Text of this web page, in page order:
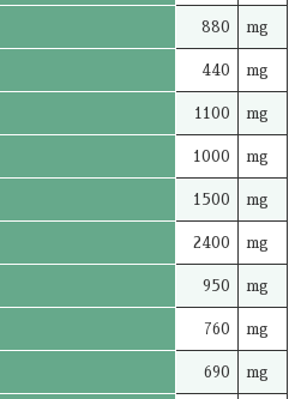
880 mg
440 mg
1100 mg
1000 mg
1500 mg
2400 mg
950 mg
760 mg
690 mg